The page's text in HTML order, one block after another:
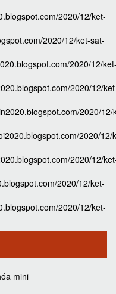
2020/12/ket-
2020/12/ket-sat-
2020/12/
2020/12/
2020/12/
2020/12/
2020/12/
2020/12/ket-
2020/12/ket-